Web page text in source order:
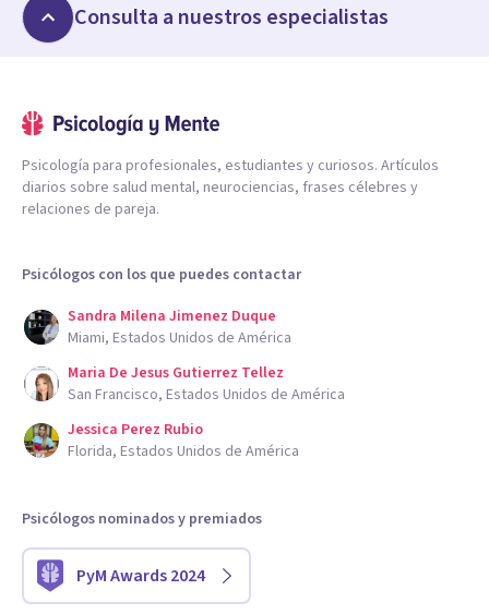
Consulta a nuestros especialistas
Psicología para profesionales, estudiantes y curiosos. Artículos
diarios sobre salud mental, neurociencias, frases célebres y
relaciones de pareja.
Psicólogos con los que puedes contactar
Sandra Milena Jimenez Duque
Miami, Estados Unidos de América
Maria De Jesus Gutierrez Tellez
San Francisco, Estados Unidos de América
Jessica Perez Rubio
Florida, Estados Unidos de América
Psicólogos nominados y premiados
PyM Awards 2024